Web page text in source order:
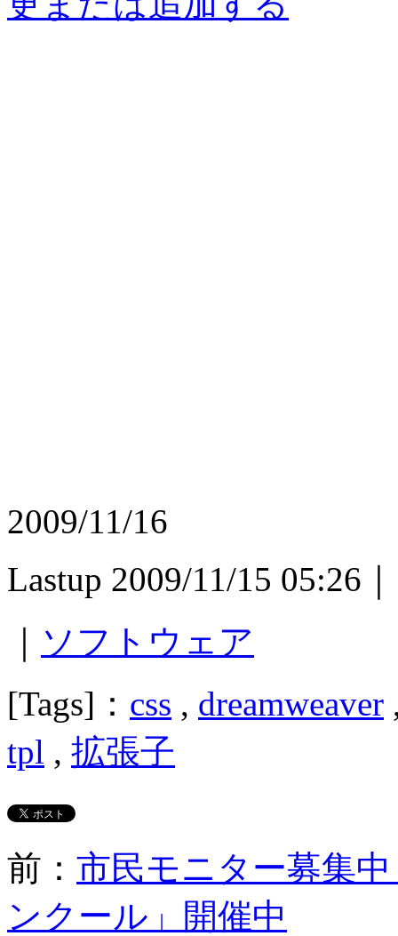
2009/11/16
Lastup 2009/11/15 05:26
ソフトウェア
[Tags]： css , dreamweaver
tpl , 拡張子
前： 市民モニター募集
ンクール」開催中